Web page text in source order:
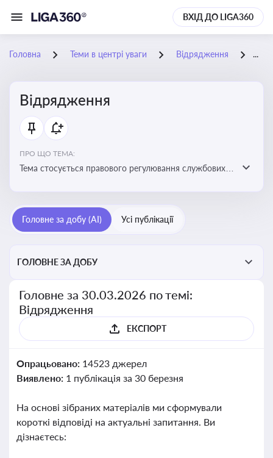
ВХІД ДО LIGA360
Головна Теми в центрі уваги Відрядження 30-
Відрядження
ПРО ЩО ТЕМА:
Тема стосується правового регулювання службових
Головне за добу (AI) Усі публікації
ГОЛОВНЕ ЗА ДОБУ
Головне за 30.03.2026 по темі:
Відрядження
ЕКСПОРТ
Опрацьовано: 14523 джерел
Виявлено: 1 публікація за 30 березня
На основі зібраних матеріалів ми сформували
короткі відповіді на актуальні запитання. Ви
дізнаєтесь: